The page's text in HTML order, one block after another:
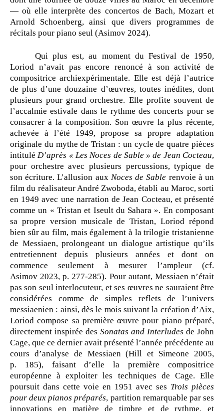
— où elle interprète des concertos de Bach, Mozart et
Arnold Schoenberg, ainsi que divers programmes de
récitals pour piano seul (Asimov 2024).
Qui plus est, au moment du Festival de 1950,
Loriod n’avait pas encore renoncé à son activité de
compositrice archiexpérimentale. Elle est déjà l’autrice
de plus d’une douzaine d’œuvres, toutes inédites, dont
plusieurs pour grand orchestre. Elle profite souvent de
l’accalmie estivale dans le rythme des concerts pour se
consacrer à la composition. Son œuvre la plus récente,
achevée à l’été 1949, propose sa propre adaptation
originale du mythe de Tristan : un cycle de quatre pièces
intituléD’après « Les Noces de Sable » de Jean Cocteau,
pour orchestre avec plusieurs percussions, typique de
son écriture. L’allusion auxNoces de Sable renvoie à un
film du réalisateur André Zwoboda, établi au Maroc, sorti
en 1949 avec une narration de Jean Cocteau, et présenté
comme un « Tristan et Iseult du Sahara ». En composant
sa propre version musicale de Tristan, Loriod répond
bien sûr au film, mais également à la trilogie tristanienne
de Messiaen, prolongeant un dialogue artistique qu’ils
entretiennent depuis plusieurs années et dont on
commence seulement à mesurer l’ampleur (cf.
Asimov 2023, p. 277-285). Pour autant, Messiaen n’était
pas son seul interlocuteur, et ses œuvres ne sauraient être
considérées comme de simples reflets de l’univers
messiaenien : ainsi, dès le mois suivant la création d’Aix,
Loriod compose sa première œuvre pour piano préparé,
directement inspirée des Sonatas and Interludes de John
Cage, que ce dernier avait présenté l’année précédente au
cours d’analyse de Messiaen (Hill et Simeone 2005,
p. 185), faisant d’elle la première compositrice
européenne à exploiter les techniques de Cage. Elle
poursuit dans cette voie en 1951 avec ses Trois pièces
pour deux pianos préparés, partition remarquable par ses
innovations en matière de timbre et de rythme, et